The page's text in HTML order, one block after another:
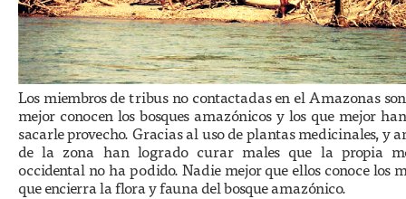
Los miembros de tribus no contactadas en el Amazonas
mejor conocen los bosques amazónicos y los que mejor
sacarle provecho. Gracias al uso de plantas medicinales, y
de la zona han logrado curar males que la propia
occidental no ha podido. Nadie mejor que ellos conoce los
que encierra la flora y fauna del bosque amazónico.